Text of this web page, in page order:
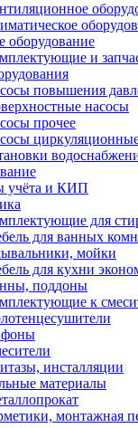
оборудование
и
повышения
насосы
прочее
учёта и КИП
для
для ванных
мойки
для кухни
поддоны
к
инсталляции
материалы
монтажная